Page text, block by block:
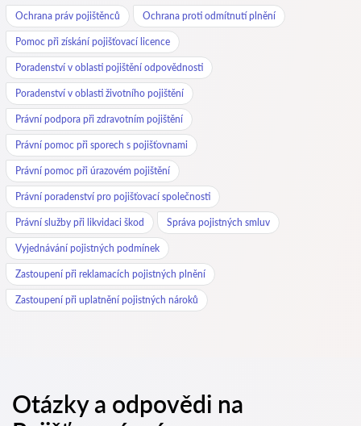
Ochrana práv pojištěnců Ochrana proti odmítnutí plnění
Pomoc při získání pojišťovací licence
Poradenství v oblasti pojištění odpovědnosti
Poradenství v oblasti životního pojištění
Právní podpora při zdravotním pojištění
Právní pomoc při sporech s pojišťovnami
Právní pomoc při úrazovém pojištění
Právní poradenství pro pojišťovací společnosti
Právní služby při likvidaci škod Správa pojistných smluv
Vyjednávání pojistných podmínek
Zastoupení při reklamacích pojistných plnění
Zastoupení při uplatnění pojistných nároků
Otázky a odpovědi na